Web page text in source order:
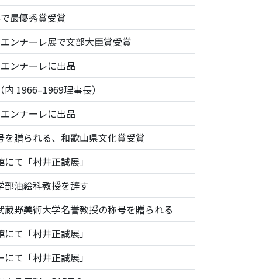
最優秀賞受賞
ンナーレ展で文部大臣賞受賞
ンナーレに出品
1966–1969理事長）
ンナーレに出品
贈られる、和歌山県文化賞受賞
て「村井正誠展」
部油絵科教授を辞す
野美術大学名誉教授の称号を贈られる
て「村井正誠展」
て「村井正誠展」